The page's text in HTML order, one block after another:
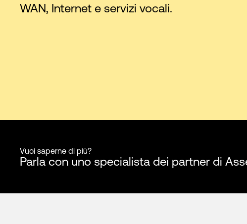
WAN, Internet e servizi vocali.
Vuoi saperne di più?
Parla con uno specialista dei partner di